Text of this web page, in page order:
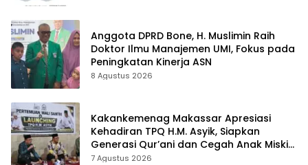
Anggota DPRD Bone, H. Muslimin Raih
Doktor Ilmu Manajemen UMI, Fokus pada
Peningkatan Kinerja ASN
8 Agustus 2026
Kakankemenag Makassar Apresiasi
Kehadiran TPQ H.M. Asyik, Siapkan
Generasi Qur’ani dan Cegah Anak Miskin
Spiritualitas
7 Agustus 2026